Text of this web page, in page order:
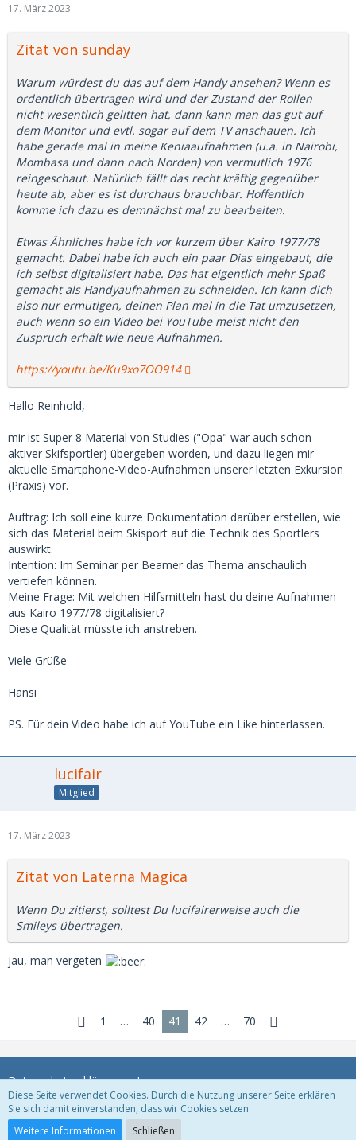
17. März 2023
Zitat von sunday
Warum würdest du das auf dem Handy ansehen? Wenn es
ordentlich übertragen wird und der Zustand der Rollen
nicht wesentlich gelitten hat, dann kann man das gut auf
dem Monitor und evtl. sogar auf dem TV anschauen. Ich
habe gerade mal in meine Keniaaufnahmen (u.a. in Nairobi,
Mombasa und dann nach Norden) von vermutlich 1976
reingeschaut. Natürlich fällt das recht kräftig gegenüber
heute ab, aber es ist durchaus brauchbar. Hoffentlich
komme ich dazu es demnächst mal zu bearbeiten.
Etwas Ähnliches habe ich vor kurzem über Kairo 1977/78
gemacht. Dabei habe ich auch ein paar Dias eingebaut, die
ich selbst digitalisiert habe. Das hat eigentlich mehr Spaß
gemacht als Handyaufnahmen zu schneiden. Ich kann dich
also nur ermutigen, deinen Plan mal in die Tat umzusetzen,
auch wenn so ein Video bei YouTube meist nicht den
Zuspruch erhält wie neue Aufnahmen.
https://youtu.be/Ku9xo7OO914
Hallo Reinhold,
mir ist Super 8 Material von Studies ("Opa" war auch schon
aktiver Skifsportler) übergeben worden, und dazu liegen mir
aktuelle Smartphone-Video-Aufnahmen unserer letzten Exkursion
(Praxis) vor.
Auftrag: Ich soll eine kurze Dokumentation darüber erstellen, wie
sich das Material beim Skisport auf die Technik des Sportlers
auswirkt.
Intention: Im Seminar per Beamer das Thema anschaulich
vertiefen können.
Meine Frage: Mit welchen Hilfsmitteln hast du deine Aufnahmen
aus Kairo 1977/78 digitalisiert?
Diese Qualität müsste ich anstreben.
Viele Grüße
Hansi
PS. Für dein Video habe ich auf YouTube ein Like hinterlassen.
lucifair
Mitglied
17. März 2023
Zitat von Laterna Magica
Wenn Du zitierst, solltest Du lucifairerweise auch die
Smileys übertragen.
jau, man vergeten
1 … 40 41 42 … 70
Datenschutzerklärung Impressum
Community-Software:
Diese Seite verwendet Cookies. Durch die Nutzung unserer Seite erklären
Sie sich damit einverstanden, dass wir Cookies setzen.
Weitere Informationen
Schließen